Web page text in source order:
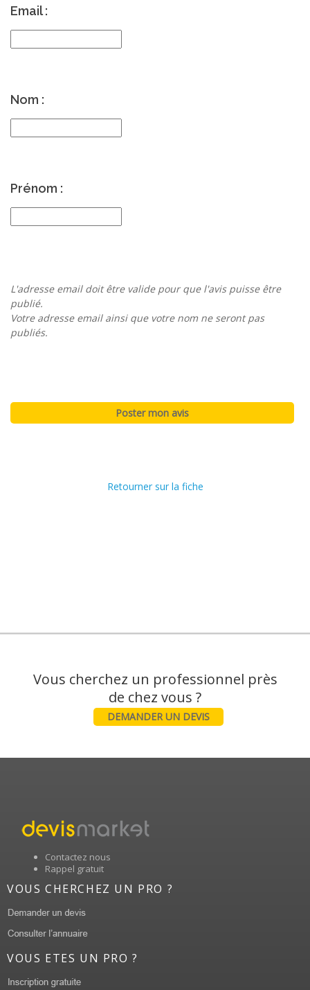
Email :
Nom :
Prénom :
L'adresse email doit être valide pour que l'avis puisse être
publié.
Votre adresse email ainsi que votre nom ne seront pas
publiés.
Retourner sur la fiche
Vous cherchez un professionnel près
DEMANDER UN DEVIS
Contactez nous
Rappel gratuit
VOUS CHERCHEZ UN PRO ?
VOUS ETES UN PRO ?